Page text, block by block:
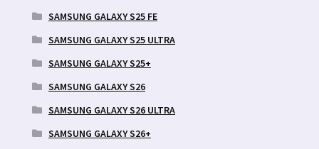
SAMSUNG GALAXY S25 FE
SAMSUNG GALAXY S25 ULTRA
SAMSUNG GALAXY S25+
SAMSUNG GALAXY S26
SAMSUNG GALAXY S26 ULTRA
SAMSUNG GALAXY S26+